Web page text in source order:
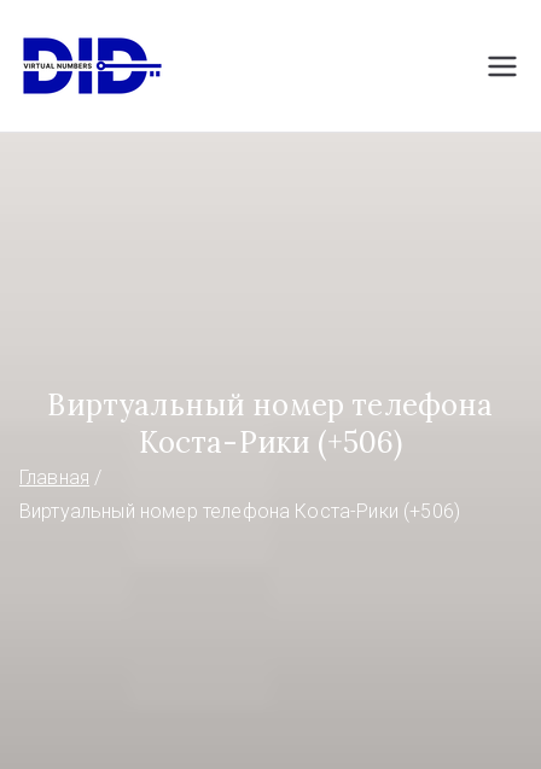
содержимому
DIDVirtualNumb
Виртуальный номер телефона
Коста-Рики (+506)
Главная
Виртуальный номер телефона Коста-Рики (+506)